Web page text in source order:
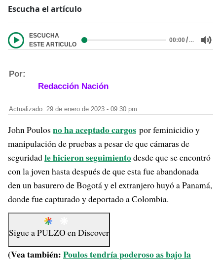
Escucha el artículo
ESCUCHA
ESTE ARTICULO
00:00/…
Por:
Redacción Nación
Actualizado: 29 de enero de 2023 - 09:30 pm
John Poulos no ha aceptado cargos por feminicidio y
manipulación de pruebas a pesar de que cámaras de
seguridadle hicieron seguimientodesde que se encontró
con la joven hasta después de que esta fue abandonada
den un basurero de Bogotá y el extranjero huyó a Panamá,
donde fue capturado y deportado a Colombia.
Sigue aPULZO enDiscover
(Vea también:Poulos tendría poderoso as bajo la